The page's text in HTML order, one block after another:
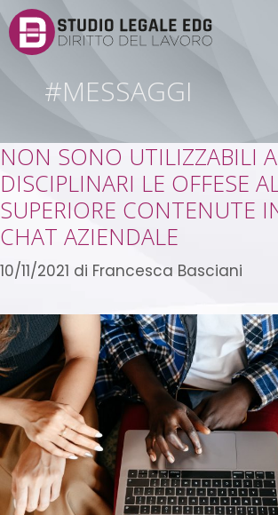
#MESSAGGI
NON SONO UTILIZZABILI
DISCIPLINARI LE OFFESE
SUPERIORE CONTENUTE
CHAT AZIENDALE
10/11/2021 di Francesca Basciani